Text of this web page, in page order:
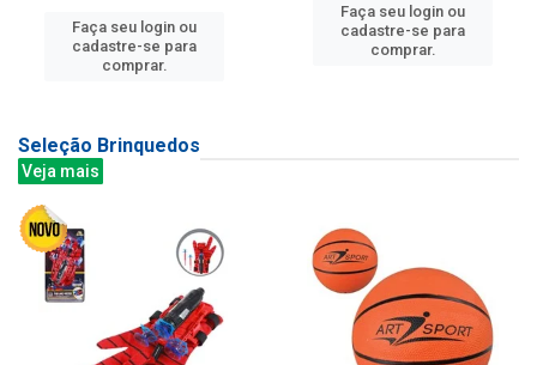
Faça seu login ou
cadastre-se para
comprar.
Faça seu login ou
cadastre-se para
comprar.
Seleção Brinquedos
Veja mais